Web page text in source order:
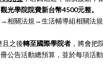
觀光學院院費新台幣4500元整。
相關法規→生活輔導組相關法
且之後轉至國際學院者，將會把
公告活動總預算，並於每項活